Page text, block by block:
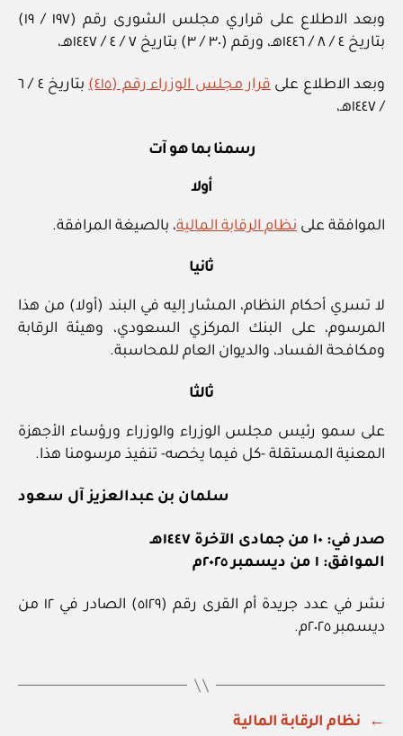
وبعد الاطلاع على قراري مجلس الشورى رقم (١٩٧ / ١٩)
بتاريخ ٤ / ٨ / ١٤٤٦هـ، ورقم (٣٠ / ٣) بتاريخ ٧ / ٤ / ١٤٤٧هـ،
وبعد الاطلاع علىقرار مجلس الوزراء رقم (٤١٥)
بتاريخ ٤ / ٦
/ ١٤٤٧هـ،
رسمنا بما هو آت
أولا
الموافقة على نظام الرقابة المالية، بالصيغة المرافقة.
ثانيا
لا تسري أحكام النظام، المشار إليه في البند (أولا) من هذا
المرسوم، على البنك المركزي السعودي، وهيئة الرقابة
ومكافحة الفساد، والديوان العام للمحاسبة.
ثالثا
على سمو رئيس مجلس الوزراء والوزراء ورؤساء الأجهزة
المعنية المستقلة -كل فيما يخصه- تنفيذ مرسومنا هذا.
سلمان بن عبدالعزيز آل سعود
صدر في: ١٠ من جمادى الآخرة ١٤٤٧هـ
الموافق: ١ من ديسمبر ٢٠٢٥م
نشر في عدد جريدة أم القرى رقم (٥١٢٩) الصادر في ١٢ من
ديسمبر ٢٠٢٥م.
←
نظام الرقابة المالية